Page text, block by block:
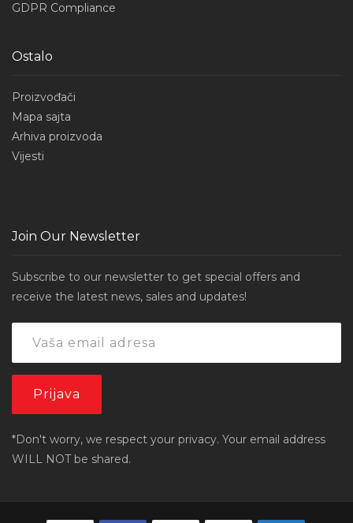
GDPR Compliance
Ostalo
Proizvođači
Mapa sajta
Arhiva proizvoda
Vijesti
Join Our Newsletter
Subscribe to our newsletter to get special offers and
receive the latest news, sales and updates!
*Don't worry, we respect your privacy. Your email address
WILL NOT be shared.